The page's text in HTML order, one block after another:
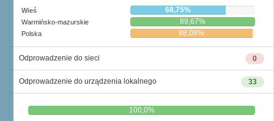
Wieś 68,75%
Warmińsko-mazurskie 89,67%
Polska 88,08%
0
Odprowadzenie do sieci
33
Odprowadzenie do urządzenia lokalnego
0,0% 100,0%